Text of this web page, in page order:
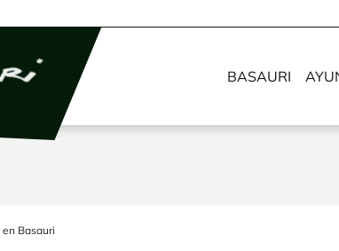
BASAURI
en Basauri